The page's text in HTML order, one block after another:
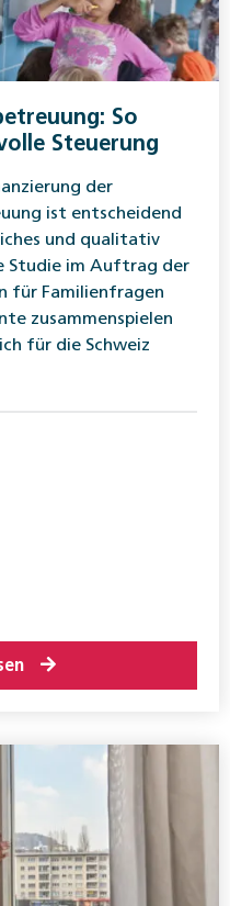
So
Steuerung
der
ist entscheidend
und qualitativ
Studie im Auftrag der
für Familienfragen
zusammenspielen
für die Schweiz